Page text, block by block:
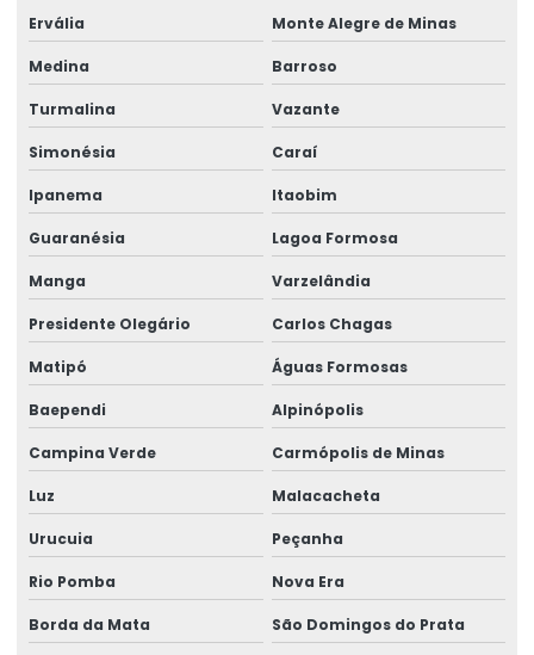
Rótulos De Identificação Para Produtos
Rótulos De Segurança Para Produtos
Rótulos Em Papel Couchê
Rótulos Especiais Para Bebidas
Rótulos Metalizados Para Embalagens
Rótulos Para Alimentos Congelados
Rótulos Para Congelados
Rótulos Para Controle De Estoque
Rótulos Para Garrafas De Bebidas
Rótulos Para Indústria
Rótulos Para Produtos
Rótulos Para Setores Alimentícios
Ervália Monte Alegre de Minas
Medina Barroso
Turmalina Vazante
Simonésia Caraí
Ipanema Itaobim
Guaranésia Lagoa Formosa
Manga Varzelândia
Presidente Olegário Carlos Chagas
Matipó Águas Formosas
Baependi Alpinópolis
Campina Verde Carmópolis de Minas
Luz Malacacheta
Urucuia Peçanha
Rio Pomba Nova Era
Borda da Mata São Domingos do Prata